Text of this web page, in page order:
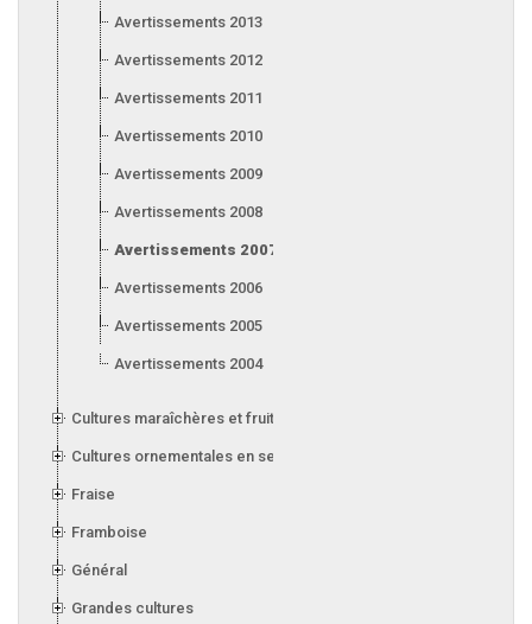
Avertissements 2013
Avertissements 2012
Avertissements 2011
Avertissements 2010
Avertissements 2009
Avertissements 2008
Avertissements 2007
Avertissements 2006
Avertissements 2005
Avertissements 2004
Cultures maraîchères et fruitières en serre
Cultures ornementales en serre
Fraise
Framboise
Général
Grandes cultures